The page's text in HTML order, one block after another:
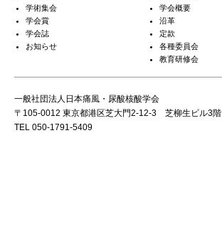
学術集会
学会賞
学会誌
お知らせ
学会概要
沿革
定款
各種委員会
教育研修会
一般社団法人日本痛風・尿酸核酸学会
〒105-0012 東京都港区芝大門2-12-3 芝柳生ビル3階
TEL 050-1791-5409